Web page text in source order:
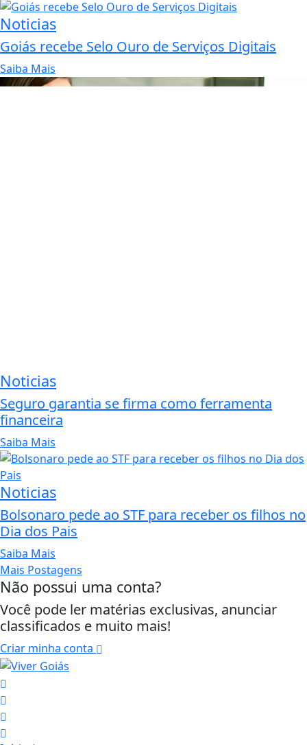
Noticias
Goiás recebe Selo Ouro de Serviços Digitais
Saiba Mais
Noticias
Seguro garantia se firma como ferramenta
financeira
Saiba Mais
Noticias
Bolsonaro pede ao STF para receber os filhos no
Dia dos Pais
Saiba Mais
Mais Postagens
Não possui uma conta?
Você pode ler matérias exclusivas, anunciar
classificados e muito mais!
Criar minha conta